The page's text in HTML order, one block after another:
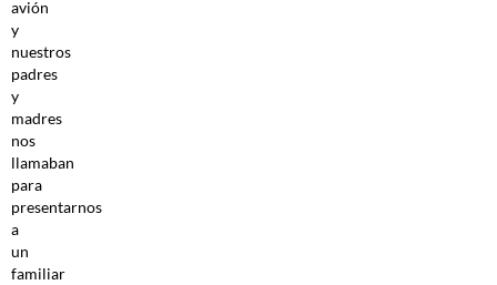
avión
y
nuestros
padres
y
madres
nos
llamaban
para
presentarnos
a
un
familiar